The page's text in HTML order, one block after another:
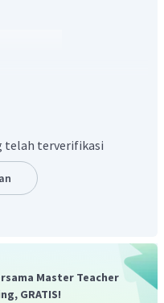
hubungan suhu yang
B.
telah terverifikasi
Master Teacher
GRATIS!